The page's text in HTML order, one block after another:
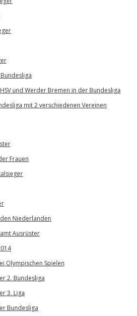
und Werder Bremen in der Bundesliga
mit 2 verschiedenen Vereinen
Frauen
Niederlanden
Ausrüster
Olympischen Spielen
2. Bundesliga
3. Liga
Bundesliga